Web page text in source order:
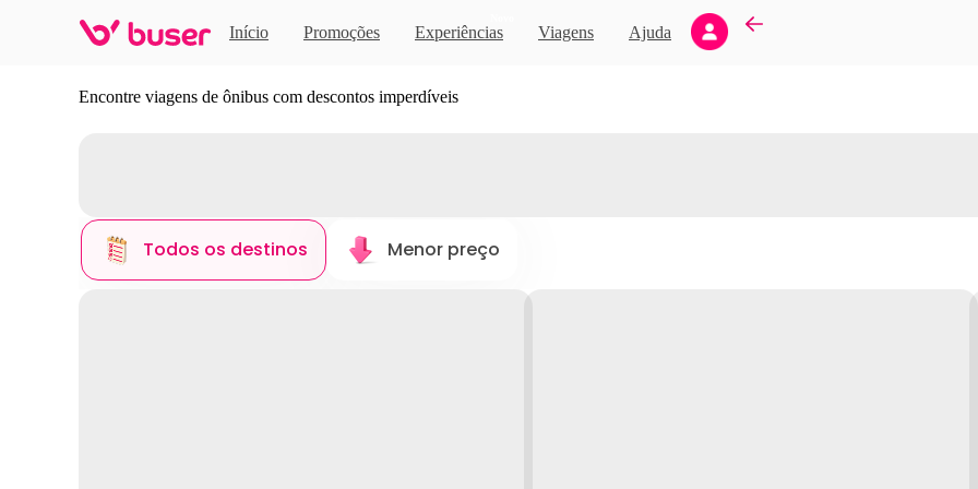
Início Promoções Experiências Viagens Ajuda
Descubra novos destinos
Encontre viagens de ônibus com descontos imperdíveis
Todos os destinos Menor preço